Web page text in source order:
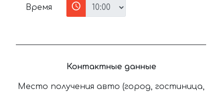
Время
Контактные данные
Место получения авто (город, гостиница,